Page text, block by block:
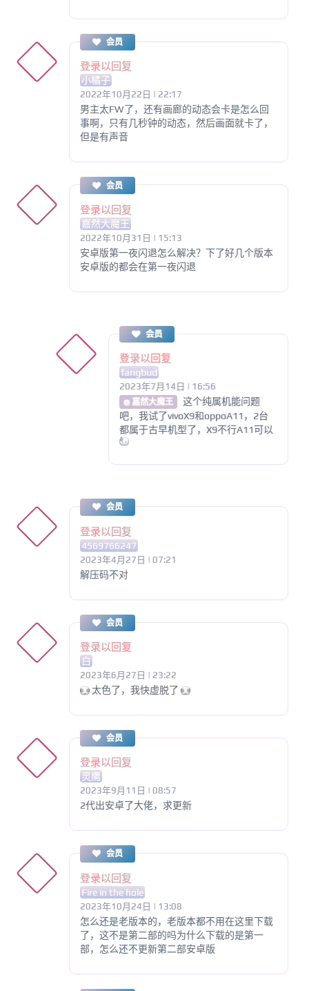
会员
登录以回复
小橘子
2022年10月22日 | 22:17
男主太FW了，还有画廊的动态会卡是怎么回
事啊，只有几秒钟的动态，然后画面就卡了，
但是有声音
会员
登录以回复
嘉然大魔王
2022年10月31日 | 15:13
安卓版第一夜闪退怎么解决？下了好几个版本
安卓版的都会在第一夜闪退
会员
登录以回复
fangbud
2023年7月14日 | 16:56
@ 嘉然大魔王
这个纯属机能问题
吧，我试了vivoX9和oppoA11，2台
都属于古早机型了，X9不行A11可以
会员
登录以回复
4569766247
2023年4月27日 | 07:21
解压码不对
会员
登录以回复
白
2023年6月27日 | 23:22
太色了，我快虚脱了
会员
登录以回复
灵鹰
2023年9月11日 | 08:57
2代出安卓了大佬，求更新
会员
登录以回复
Fire in the hole
2023年10月24日 | 13:08
怎么还是老版本的，老版本都不用在这里下载
了，这不是第二部的吗为什么下载的是第一
部，怎么还不更新第二部安卓版